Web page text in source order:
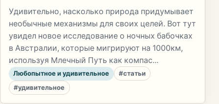
Удивительно, насколько природа придумывает
необычные механизмы для своих целей. Вот тут
увидел новое исследование о ночных бабочках
в Австралии, которые мигрируют на 1000км,
используя Млечный Путь как компас...
Любопытное и удивительное
#статьи
#удивительное